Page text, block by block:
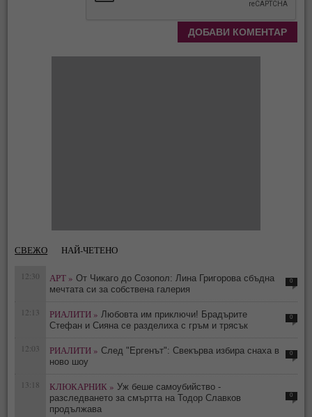
СВЕЖО НАЙ-ЧЕТЕНО
12:30 АРТ » От Чикаго до Созопол: Лина Григорова сбъдна
мечтата си за собствена галерия
0
12:13 РИАЛИТИ » Любовта им приключи! Брадърите
Стефан и Сияна се разделиха с гръм и трясък
0
12:03 РИАЛИТИ » След "Ергенът": Свекърва избира снаха в
ново шоу
0
13:18 КЛЮКАРНИК » Уж беше самоубийство -
разследването за смъртта на Тодор Славков
продължава
0